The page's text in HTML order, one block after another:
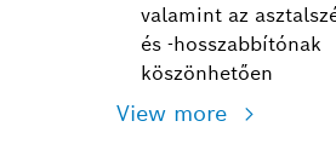
valamint az
és -hosszabbítónak
köszönhetően
View more